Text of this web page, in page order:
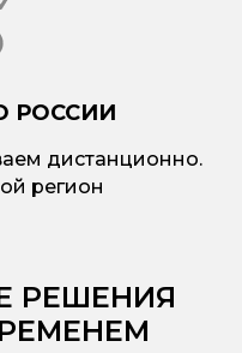
РОССИИ
дистанционно.
регион
РЕШЕНИЯ